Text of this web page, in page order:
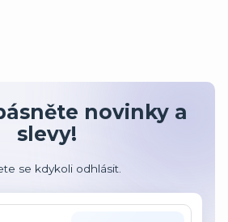
novinky a
slevy!
se kdykoli odhlásit.